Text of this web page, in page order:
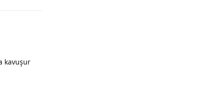
kavuşur